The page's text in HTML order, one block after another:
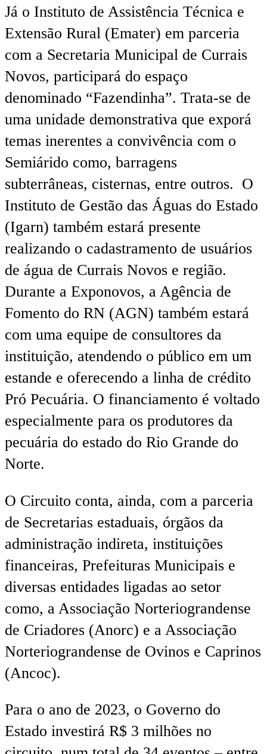
Já o Instituto de Assistência Técnica e
Extensão Rural (Emater) em parceria
com a Secretaria Municipal de Currais
Novos, participará do espaço
denominado “Fazendinha”. Trata-se de
uma unidade demonstrativa que exporá
temas inerentes a convivência com o
Semiárido como, barragens
subterrâneas, cisternas, entre outros. O
Instituto de Gestão das Águas do Estado
(Igarn) também estará presente
realizando o cadastramento de usuários
de água de Currais Novos e região.
Durante a Exponovos, a Agência de
Fomento do RN (AGN) também estará
com uma equipe de consultores da
instituição, atendendo o público em um
estande e oferecendo a linha de crédito
Pró Pecuária. O financiamento é voltado
especialmente para os produtores da
pecuária do estado do Rio Grande do
Norte.
O Circuito conta, ainda, com a parceria
de Secretarias estaduais, órgãos da
administração indireta, instituições
financeiras, Prefeituras Municipais e
diversas entidades ligadas ao setor
como, a Associação Norteriograndense
de Criadores (Anorc) e a Associação
Norteriograndense de Ovinos e Caprinos
(Ancoc).
Para o ano de 2023, o Governo do
Estado investirá R$ 3 milhões no